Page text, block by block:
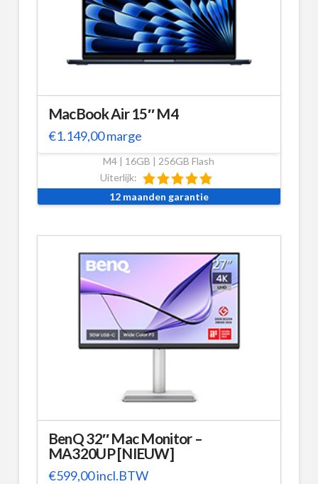
MacBook Air 15″ M4
€1.149,00marge
M4 | 16GB | 256GB Flash
Uiterlijk:
12 maanden garantie
BenQ 32″ Mac Monitor –
MA320UP [NIEUW]
€599,00incl.BTW